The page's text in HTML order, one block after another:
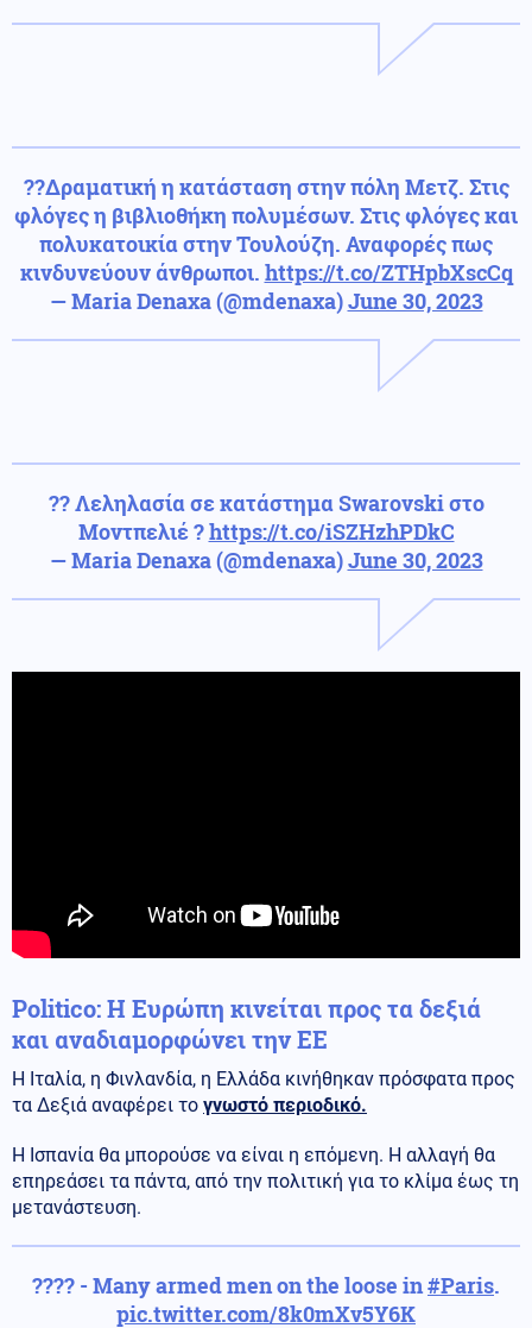
??Δραματική η κατάσταση στην πόλη Μετζ. Στις
φλόγες η βιβλιοθήκη πολυμέσων. Στις φλόγες και
πολυκατοικία στην Τουλούζη. Αναφορές πως
κινδυνεύουν άνθρωποι. https://t.co/ZTHpbXscCq
— Maria Denaxa (@mdenaxa)June 30, 2023
?? Λεληλασία σε κατάστημα Swarovski στο
Μοντπελιέ ?https://t.co/iSZHzhPDkC
— Maria Denaxa (@mdenaxa)June 30, 2023
Politico: Η Ευρώπη κινείται προς τα δεξιά
και αναδιαμορφώνει την ΕΕ
Η Ιταλία, η Φινλανδία, η Ελλάδα κινήθηκαν πρόσφατα προς
τα Δεξιά αναφέρει το γνωστό περιοδικό.
Η Ισπανία θα μπορούσε να είναι η επόμενη. Η αλλαγή θα
επηρεάσει τα πάντα, από την πολιτική για το κλίμα έως τη
μετανάστευση.
???? - Many armed men on the loose in#Paris.
pic.twitter.com/8k0mXv5Y6K